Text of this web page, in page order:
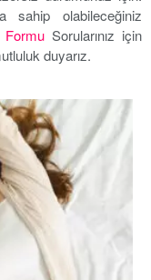
sahip olabileceğiniz
Sorularınız için
duyarız.